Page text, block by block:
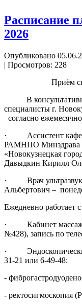
Расписание
2026
Опубликовано
| Просмотров: 228
Приём
В
специалисты г.
согласно
· Ассистент
РАМНПО Минздрава
«Новокузнецкая
Давыдкин Кирилл
· Врач
Альбертович –
Ежедневно работает
· Кабинет массажа
№428), запись по
· Эндоскопические
31-21 или 6-49-48:
-
-